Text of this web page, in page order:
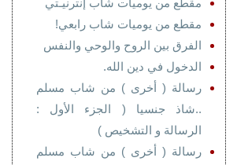
مقطع من يوميات شاب إنترنيـتي
مقطع من يوميات شاب رابعي!
الفرق بين الروح والوحي والنفس
الدخول في دين الله.
رسالة ( أخرى ) من شاب مسلم
..شاذ جنسيا ( الجزء الأول :
الرسالة و التشخيص )
رسالة ( أخرى ) من شاب مسلم